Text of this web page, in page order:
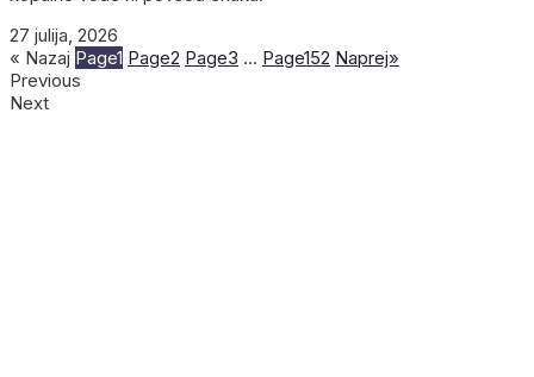
27 julija, 2026
« Nazaj Page1 Page2 Page3 … Page152 Naprej»
Previous
Next